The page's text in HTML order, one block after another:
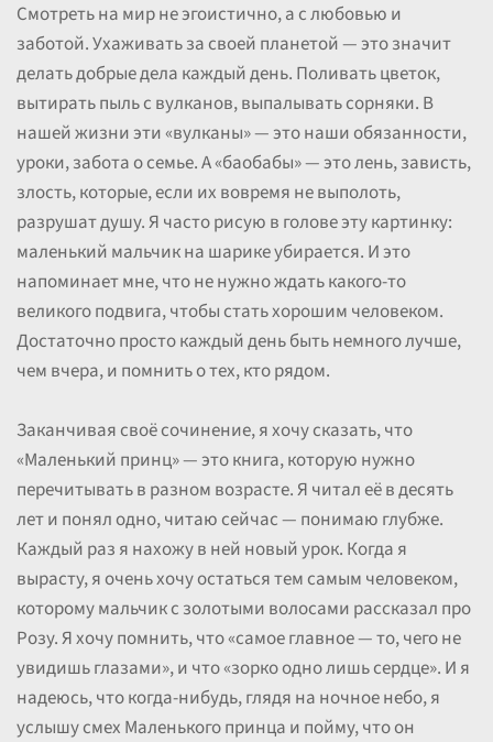
Смотреть на мир не эгоистично, а с любовью и
заботой. Ухаживать за своей планетой — это значит
делать добрые дела каждый день. Поливать цветок,
вытирать пыль с вулканов, выпалывать сорняки. В
нашей жизни эти «вулканы» — это наши обязанности,
уроки, забота о семье. А «баобабы» — это лень, зависть,
злость, которые, если их вовремя не выполоть,
разрушат душу. Я часто рисую в голове эту картинку:
маленький мальчик на шарике убирается. И это
напоминает мне, что не нужно ждать какого-то
великого подвига, чтобы стать хорошим человеком.
Достаточно просто каждый день быть немного лучше,
чем вчера, и помнить о тех, кто рядом.
Заканчивая своё сочинение, я хочу сказать, что
«Маленький принц» — это книга, которую нужно
перечитывать в разном возрасте. Я читал её в десять
лет и понял одно, читаю сейчас — понимаю глубже.
Каждый раз я нахожу в ней новый урок. Когда я
вырасту, я очень хочу остаться тем самым человеком,
которому мальчик с золотыми волосами рассказал про
Розу. Я хочу помнить, что «самое главное — то, чего не
увидишь глазами», и что «зорко одно лишь сердце». И я
надеюсь, что когда-нибудь, глядя на ночное небо, я
услышу смех Маленького принца и пойму, что он